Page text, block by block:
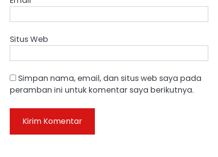
Situs Web
Simpan nama, email, dan situs web saya pada
peramban ini untuk komentar saya berikutnya.